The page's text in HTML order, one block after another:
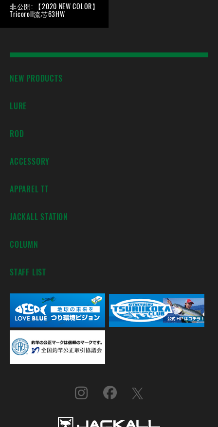
非公開: 【2020 NEW COLOR】
Tricoroll流芯63HW
NEW PRODUCTS
LURE
ROD
ACCESSORY
APPAREL TT
JACKALL STATION
COLUMN
STAFF LIST